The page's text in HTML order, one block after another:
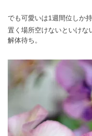
でも可愛いは1週間位しか
置く場所空けないといけな
解体待ち。